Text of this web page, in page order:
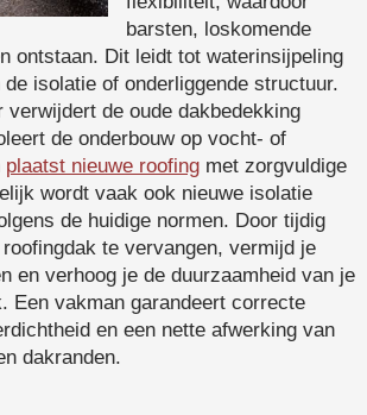
barsten, loskomende
ontstaan. Dit leidt tot waterinsijpeling
isolatie of onderliggende structuur.
verwijdert de oude dakbedekking
de onderbouw op vocht- of
plaatst nieuwe roofing met zorgvuldige
wordt vaak ook nieuwe isolatie
de huidige normen. Door tijdig
te vervangen, vermijd je
en verhoog je de duurzaamheid van je
Een vakman garandeert correcte
en een nette afwerking van
dakranden.